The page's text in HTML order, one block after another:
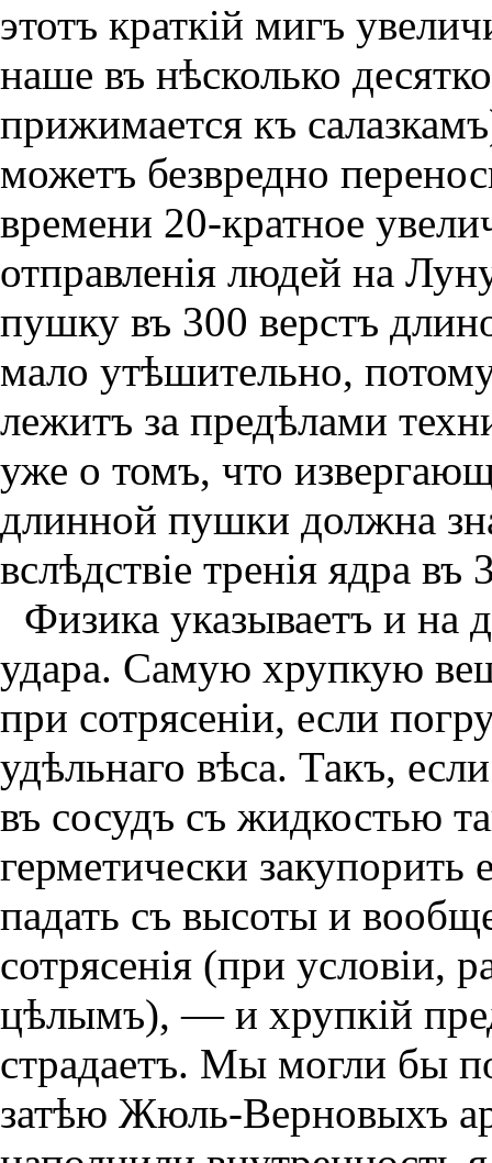
этотъ краткiй мигъ
наше въ нѣсколько
прижимается къ
можетъ безвредно
времени 20-кратное
отправленiя людей на
пушку въ 300 верстъ
мало утѣшительно,
лежитъ за предѣлами
уже о томъ, что
длинной пушки должна
вслѣдствiе тренiя ядра въ
Физика указываетъ и на
удара. Самую хрупкую
при сотрясенiи, если
удѣльнаго вѣса. Такъ,
въ сосудъ съ жидкостью
герметически
падать съ высоты и
сотрясенiя (при условiи,
цѣлымъ), — и хрупкiй
страдаетъ. Мы могли бы
затѣю Жюль-Верновыхъ